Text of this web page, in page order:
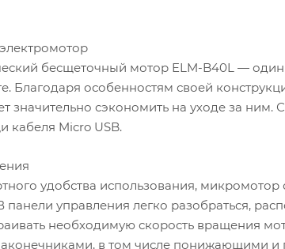
бесщеточный мотор ELM-B40L —
Благодаря особенностям своей
значительно сэкономить на уходе за
кабеля Micro USB.
удобства использования,
панели управления легко разобраться,
необходимую скорость вращения
в том числе понижающими